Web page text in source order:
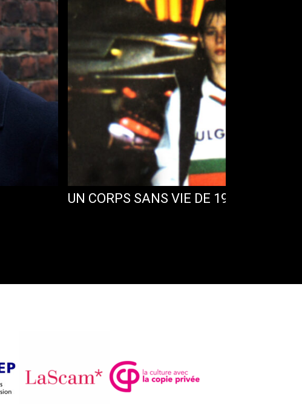
UN CORPS SANS VIE DE 19 ANS